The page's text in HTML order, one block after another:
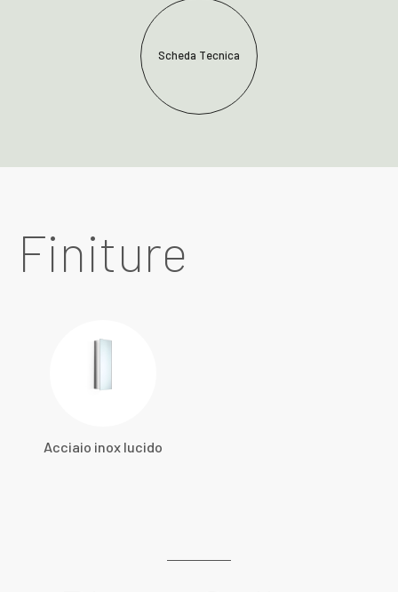
Scheda Tecnica
Finiture
Acciaio inox lucido